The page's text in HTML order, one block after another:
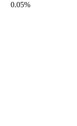
0.05%